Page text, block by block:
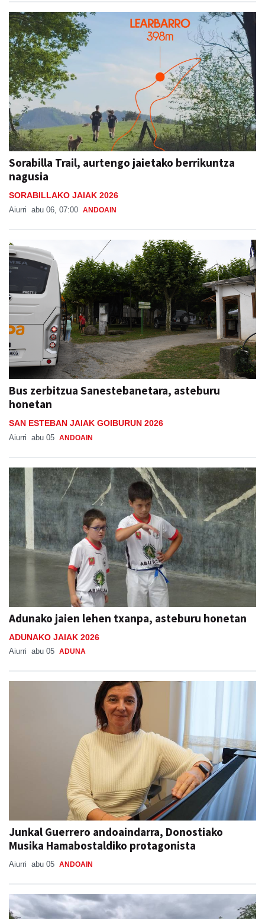
Sorabilla Trail, aurtengo jaietako berrikuntza
nagusia
SORABILLAKO JAIAK 2026
Aiurri abu 06, 07:00 ANDOAIN
Bus zerbitzua Sanestebanetara, asteburu
honetan
SAN ESTEBAN JAIAK GOIBURUN 2026
Aiurri abu 05 ANDOAIN
Adunako jaien lehen txanpa, asteburu honetan
ADUNAKO JAIAK 2026
Aiurri abu 05 ADUNA
Junkal Guerrero andoaindarra, Donostiako
Musika Hamabostaldiko protagonista
Aiurri abu 05 ANDOAIN